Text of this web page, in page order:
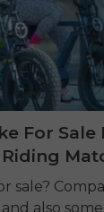
For Sale
sale?
also